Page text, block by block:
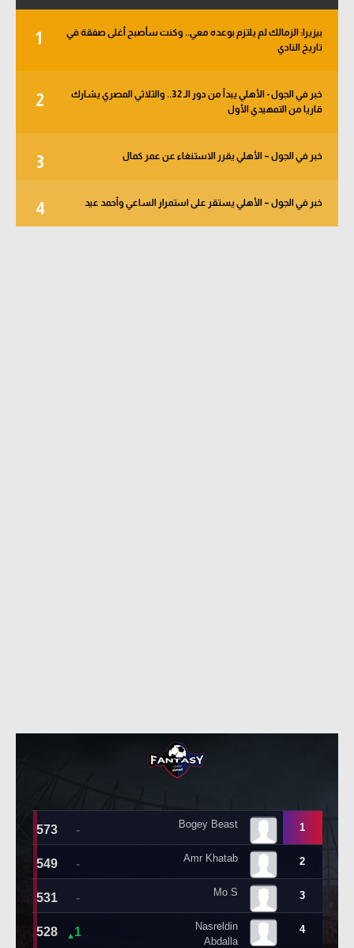
1
بيزيرا: الزمالك لم يلتزم بوعده معي.. وكنت سأصبح أغلى صفقة في
تاريخ النادي
2
خبر في الجول - الأهلي يبدأ من دور الـ 32.. والثلاثي المصري يشارك
قاريا من التمهيدي الأول
3 خبر في الجول – الأهلي يقرر الاستنغاء عن عمر كمال
4 خبر في الجول – الأهلي يستقر على استمرار الساعي وأحمد عيد